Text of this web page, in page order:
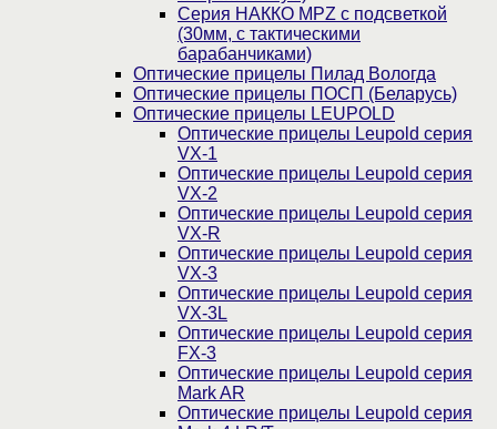
Серия НАККО MPZ с подсветкой
(30мм, c тактическими
барабанчиками)
Оптические прицелы Пилад Вологда
Оптические прицелы ПОСП (Беларусь)
Оптические прицелы LEUPOLD
Оптические прицелы Leupold серия
VX-1
Оптические прицелы Leupold серия
VX-2
Оптические прицелы Leupold серия
VX-R
Оптические прицелы Leupold серия
VX-3
Оптические прицелы Leupold серия
VX-3L
Оптические прицелы Leupold серия
FX-3
Оптические прицелы Leupold серия
Mark AR
Оптические прицелы Leupold серия